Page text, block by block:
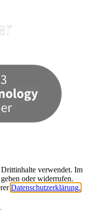
verwendet. Im
oder widerrufen.
Datenschutzerklärung.